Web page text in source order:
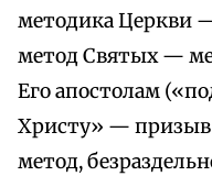
методика Церкви
метод Святых —
Его апостолам
Христу» —
метод,